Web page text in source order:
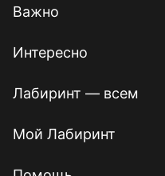
Важно
Интересно
Лабиринт — всем
Мой Лабиринт